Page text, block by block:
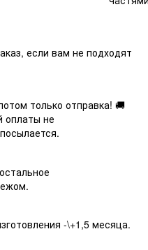
если вам не подходят
только отправка! 🚚
оплаты не
-\+1,5 месяца.